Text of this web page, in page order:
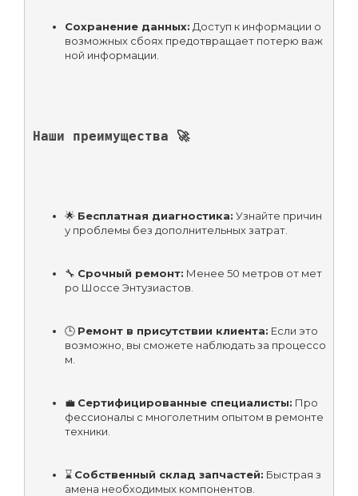
Сохранение данных: Доступ к информации о
возможных сбоях предотвращает потерю важ
ной информации.
Наши преимущества 🚀
🌟 Бесплатная диагностика: Узнайте причин
у проблемы без дополнительных затрат.
🔧 Срочный ремонт: Менее 50 метров от мет
ро Шоссе Энтузиастов.
🕒 Ремонт в присутствии клиента: Если это
возможно, вы сможете наблюдать за процессо
м.
💼 Сертифицированные специалисты: Про
фессионалы с многолетним опытом в ремонте
техники.
⌛ Собственный склад запчастей: Быстрая з
амена необходимых компонентов.